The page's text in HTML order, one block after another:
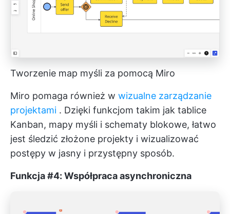
Tworzenie map myśli za pomocą Miro
Miro pomaga również w wizualne zarządzanie
projektami . Dzięki funkcjom takim jak tablice
Kanban, mapy myśli i schematy blokowe, łatwo
jest śledzić złożone projekty i wizualizować
postępy w jasny i przystępny sposób.
Funkcja #4: Współpraca asynchroniczna